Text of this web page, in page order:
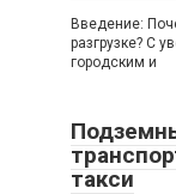
Введение:
разгрузке? С
городским и
такси